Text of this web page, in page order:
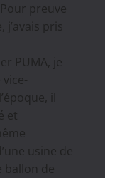
preuve
j’avais pris
PUMA, je
il
et
usine de
ballon de